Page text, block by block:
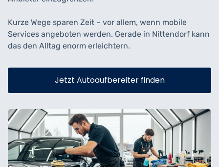
Kurze Wege sparen Zeit – vor allem, wenn mobile
Services angeboten werden. Gerade in Nittendorf kann
das den Alltag enorm erleichtern.
Jetzt Autoaufbereiter finden